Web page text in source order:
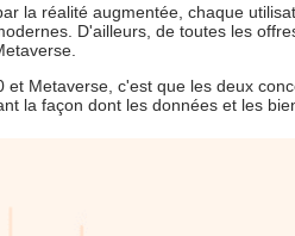
la réalité augmentée, chaque
D'ailleurs, de toutes les
et Metaverse, c'est que les deux
la façon dont les données et les